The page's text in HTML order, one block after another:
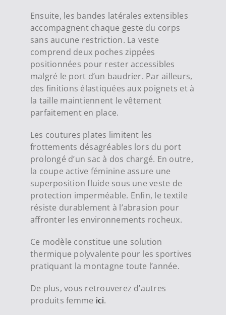
Ensuite, les bandes latérales extensibles
accompagnent chaque geste du corps
sans aucune restriction. La veste
comprend deux poches zippées
positionnées pour rester accessibles
malgré le port d’un baudrier. Par ailleurs,
des finitions élastiquées aux poignets et à
la taille maintiennent le vêtement
parfaitement en place.
Les coutures plates limitent les
frottements désagréables lors du port
prolongé d’un sac à dos chargé. En outre,
la coupe active féminine assure une
superposition fluide sous une veste de
protection imperméable. Enfin, le textile
résiste durablement à l’abrasion pour
affronter les environnements rocheux.
Ce modèle constitue une solution
thermique polyvalente pour les sportives
pratiquant la montagne toute l’année.
De plus, vous retrouverez d’autres
produits femme ici.